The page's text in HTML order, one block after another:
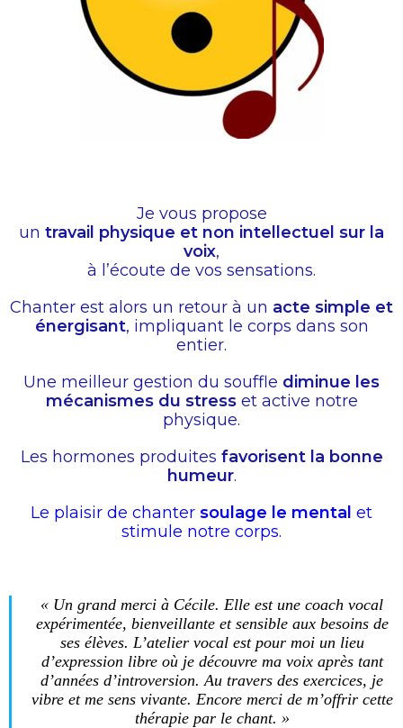
Je vous propose
un travail physique et non intellectuel sur la
voix,
à l’écoute de vos sensations.
Chanter est alors un retour à un acte simple et
énergisant, impliquant le corps dans son
entier.
Une meilleur gestion du souffle diminue les
mécanismes du stresset active notre
physique.
Les hormones produites favorisent la bonne
humeur.
Le plaisir de chanter soulage le mental et
stimule notre corps.
« Un grand merci à Cécile. Elle est une coach vocal
expérimentée, bienveillante et sensible aux besoins de
ses élèves. L’atelier vocal est pour moi un lieu
d’expression libre où je découvre ma voix après tant
d’années d’introversion. Au travers des exercices, je
vibre et me sens vivante. Encore merci de m’offrir cette
thérapie par le chant. »